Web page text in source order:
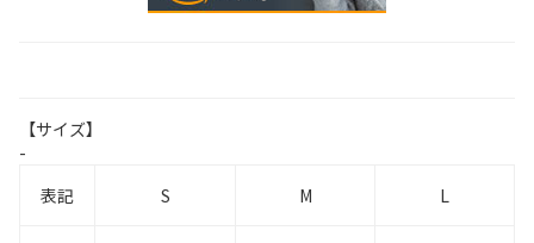
【サイズ】
-
表記
S M L